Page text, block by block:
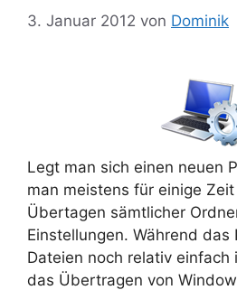
3. Januar 2012 von Dominik
Legt man sich einen neuen
man meistens für einige
Übertagen sämtlicher
Einstellungen. Während das
Dateien noch relativ einfach
das Übertragen von